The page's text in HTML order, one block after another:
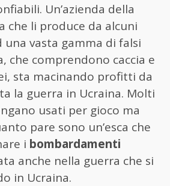
Un’azienda della
che li produce da alcuni
una vasta gamma di falsi
che comprendono caccia e
sta macinando profitti da
la guerra in Ucraina. Molti
usati per gioco ma
pare sono un’esca che
i bombardamenti
anche nella guerra che si
in Ucraina.